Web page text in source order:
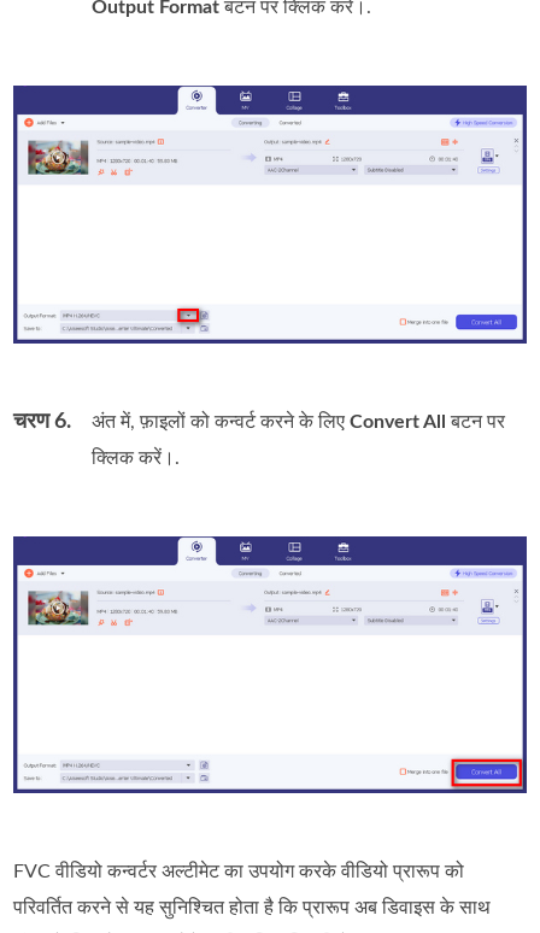
Output Formatबटन पर क्लिक करें।.
चरण 6. अंत में, फ़ाइलों को कन्वर्ट करने के लिएConvert All
बटन पर
क्लिक करें।.
FVC वीडियो कन्वर्टर अल्टीमेट का उपयोग करके वीडियो प्रारूप को
परिवर्तित करने से यह सुनिश्चित होता है कि प्रारूप अब डिवाइस के साथ